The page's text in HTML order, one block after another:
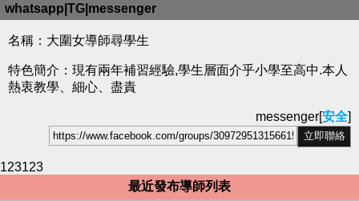
whatsapp|TG|messenger
名稱：大圍女導師尋學生
特色簡介：現有兩年補習經驗,學生層面介乎小學至高中.本人
熱衷教學、細心、盡責
messenger[安全]
123123
最近發布導師列表